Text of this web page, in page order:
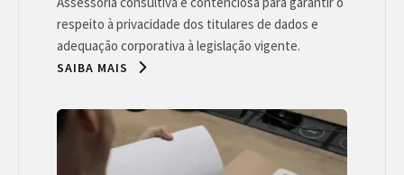
respeito à privacidade dos titulares de dados e
adequação corporativa à legislação vigente.
SAIBA MAIS